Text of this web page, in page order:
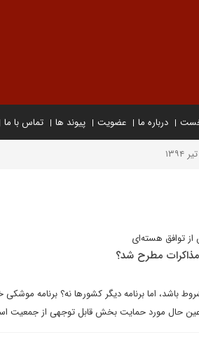
درباره ما عضویت پیوند ها تماس با ما
تیر ۱۳۹۴
توافق هسته‌ای
مطرح شد؟
باشد، اما برنامه دیگر کشورها نه؟ برنامه
عین حال مورد حمایت بخش قابل توجهی از جمعیت